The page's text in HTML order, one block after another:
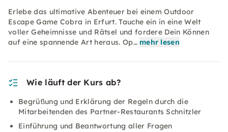
Erlebe das ultimative Abenteuer bei einem Outdoor
Escape Game Cobra in Erfurt. Tauche ein in eine Welt
voller Geheimnisse und Rätsel und fordere Dein Können
auf eine spannende Art heraus. Op… mehr lesen
Wie läuft der Kurs ab?
Begrüßung und Erklärung der Regeln durch die
Mitarbeitenden des Partner-Restaurants Schnitzler
Einführung und Beantwortung aller Fragen